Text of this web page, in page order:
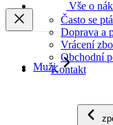
Vše o
Často se
Doprava a
Vrácení
Obchodní
Kontakt
Muži